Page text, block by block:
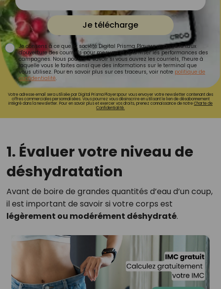
Je télécharge
Je consens à ce que la société Digital Prisma Players analyse le taux
d'ouverture des courriels pour mesurer et optimiser les performances des
campagnes. Nous pourrons savoir si vous ouvrez les courriels, l'heure à
laquelle vous le faites ainsi que des informations sur le terminal que
vous utilisez. Pour en savoir plus sur ces traceurs, voir notre politique de
confidentialité.
Votre adresse email sera utilisée par Digital Prisma Playerspour vous envoyer votre newsletter contenant des
offres commerciales personnalisées. Vous pourrez vous désinscrire en utilisant le lien de désabonnement
intégré dans la newsletter. Pour en savoir plus et exercer vos droits, prenez connaissance de notreCharte de
Confidentialité.
1. Évaluer votre niveau de
déshydratation
Avant de boire de grandes quantités d’eau d’un coup,
il est important de savoir si votre corps est
légèrement ou modérément déshydraté.